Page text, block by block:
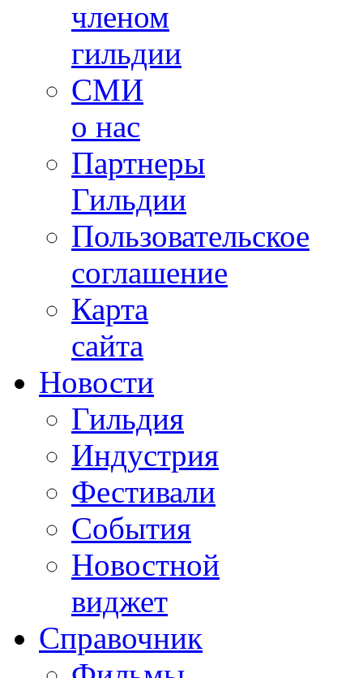
членом
гильдии
СМИ
о нас
Партнеры
Гильдии
Пользовательское
соглашение
Карта
сайта
Новости
Гильдия
Индустрия
Фестивали
События
Новостной
виджет
Справочник